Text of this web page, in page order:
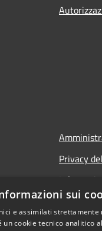
Privacy
Note legali
sui
e assimilati
un cookie tecnico analitico